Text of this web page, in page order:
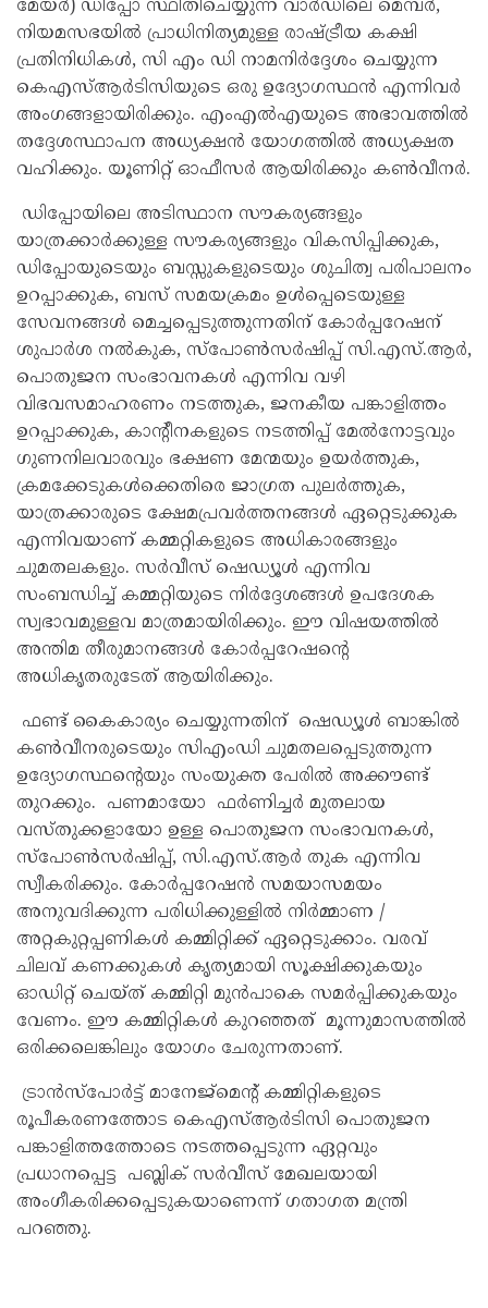
മേയർ) ഡിപ്പോ സ്ഥിതിചെയ്യുന്ന വാർഡിലെ മെമ്പർ,
നിയമസഭയിൽ പ്രാധിനിത്യമുള്ള രാഷ്ട്രീയ കക്ഷി
പ്രതിനിധികൾ, സി എം ഡി നാമനിർദ്ദേശം ചെയ്യുന്ന
കെഎസ്ആർടിസിയുടെ ഒരു ഉദ്യോഗസ്ഥൻ എന്നിവർ
അംഗങ്ങളായിരിക്കും. എംഎൽഎയുടെ അഭാവത്തിൽ
തദ്ദേശസ്ഥാപന അധ്യക്ഷൻ യോഗത്തിൽ അധ്യക്ഷത
വഹിക്കും. യൂണിറ്റ് ഓഫീസർ ആയിരിക്കും കൺവീനർ.
ഡിപ്പോയിലെ അടിസ്ഥാന സൗകര്യങ്ങളും
യാത്രക്കാർക്കുള്ള സൗകര്യങ്ങളും വികസിപ്പിക്കുക,
ഡിപ്പോയുടെയും ബസ്സുകളുടെയും ശുചിത്വ പരിപാലനം
ഉറപ്പാക്കുക, ബസ് സമയക്രമം ഉൾപ്പെടെയുള്ള
സേവനങ്ങൾ മെച്ചപ്പെടുത്തുന്നതിന് കോർപ്പറേഷന്
ശുപാർശ നൽകുക, സ്പോൺസർഷിപ്പ് സി.എസ്.ആർ,
പൊതുജന സംഭാവനകൾ എന്നിവ വഴി
വിഭവസമാഹരണം നടത്തുക, ജനകീയ പങ്കാളിത്തം
ഉറപ്പാക്കുക, കാന്റീനകളുടെ നടത്തിപ്പ് മേൽനോട്ടവും
ഗുണനിലവാരവും ഭക്ഷണ മേന്മയും ഉയർത്തുക,
ക്രമക്കേടുകൾക്കെതിരെ ജാഗ്രത പുലർത്തുക,
യാത്രക്കാരുടെ ക്ഷേമപ്രവർത്തനങ്ങൾ ഏറ്റെടുക്കുക
എന്നിവയാണ് കമ്മറ്റികളുടെ അധികാരങ്ങളും
ചുമതലകളും. സർവീസ് ഷെഡ്യൂൾ എന്നിവ
സംബന്ധിച്ച് കമ്മറ്റിയുടെ നിർദ്ദേശങ്ങൾ ഉപദേശക
സ്വഭാവമുള്ളവ മാത്രമായിരിക്കും. ഈ വിഷയത്തിൽ
അന്തിമ തീരുമാനങ്ങൾ കോർപ്പറേഷന്റെ
അധികൃതരുടേത് ആയിരിക്കും.
ഫണ്ട്‌ കൈകാര്യം ചെയ്യുന്നതിന് ഷെഡ്യൂൾ ബാങ്കിൽ
കൺവീനരുടെയും സിഎംഡി ചുമതലപ്പെടുത്തുന്ന
ഉദ്യോഗസ്ഥന്റെയും സംയുക്ത പേരിൽ അക്കൗണ്ട്
തുറക്കും. പണമായോ ഫർണിച്ചർ മുതലായ
വസ്തുക്കളായോ ഉള്ള പൊതുജന സംഭാവനകൾ,
സ്പോൺസർഷിപ്പ്, സി.എസ്.ആർ തുക എന്നിവ
സ്വീകരിക്കും. കോർപ്പറേഷൻ സമയാസമയം
അനുവദിക്കുന്ന പരിധിക്കുള്ളിൽ നിർമ്മാണ /
അറ്റകുറ്റപ്പണികൾ കമ്മിറ്റിക്ക് ഏറ്റെടുക്കാം. വരവ്
ചിലവ് കണക്കുകൾ കൃത്യമായി സൂക്ഷിക്കുകയും
ഓഡിറ്റ് ചെയ്ത് കമ്മിറ്റി മുൻപാകെ സമർപ്പിക്കുകയും
വേണം. ഈ കമ്മിറ്റികൾ കുറഞ്ഞത് മൂന്നുമാസത്തിൽ
ഒരിക്കലെങ്കിലും യോഗം ചേരുന്നതാണ്.
ട്രാൻസ്പോർട്ട് മാനേജ്മെന്റ് കമ്മിറ്റികളുടെ
രൂപീകരണത്തോട കെഎസ്ആർടിസി പൊതുജന
പങ്കാളിത്തത്തോടെ നടത്തപ്പെടുന്ന ഏറ്റവും
പ്രധാനപ്പെട്ട പബ്ലിക് സർവീസ് മേഖലയായി
അംഗീകരിക്കപ്പെടുകയാണെന്ന് ഗതാഗത മന്ത്രി
പറഞ്ഞു.